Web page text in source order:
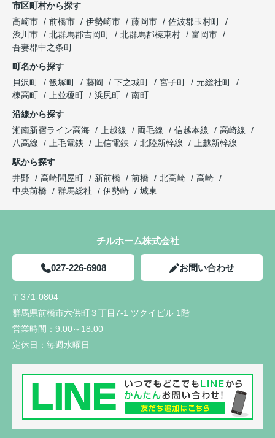
市区町村から探す
高崎市
前橋市 伊勢崎市 藤岡市
佐波郡玉村町
渋川市
北群馬郡吉岡町 北群馬郡榛東村
富岡市
吾妻郡中之条町
町名から探す
貝沢町
飯塚町 藤岡 下之城町 宮子町
元総社町
棟高町
上並榎町 浜尻町
南町
沿線から探す
湘南新宿ライン高海
上越線 両毛線 信越本線
高崎線
八高線
上毛電鉄 上信電鉄 北陸新幹線
上越新幹線
駅から探す
井野
高崎問屋町 新前橋 前橋 北高崎
高崎
中央前橋
群馬総社 伊勢崎 城東
チルホーム株式会社
027-226-6908 お問い合わせ
〒371-0804
群馬県前橋市六供町３丁目7-1 ツクイビル 1階
営業時間： 9:00～18:00
定休日： 毎週水曜日